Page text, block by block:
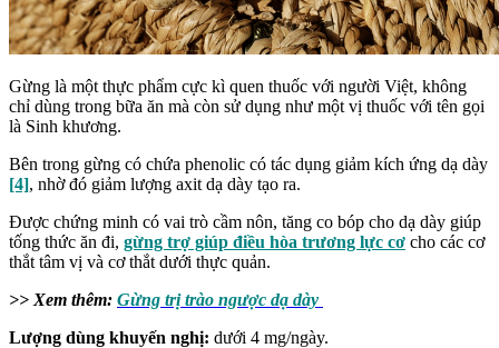
Gừng là một thực phẩm cực kì quen thuốc với người Việt, không
chỉ dùng trong bữa ăn mà còn sử dụng như một vị thuốc với tên gọi
là Sinh khương.
Bên trong gừng có chứa phenolic có tác dụng giảm kích ứng dạ dày
[4], nhờ đó giảm lượng axit dạ dày tạo ra.
Được chứng minh có vai trò cầm nôn, tăng co bóp cho dạ dày giúp
tống thức ăn đi, gừng trợ giúp điều hòa trương lực cơ cho các cơ
thắt tâm vị và cơ thắt dưới thực quản.
>> Xem thêm: Gừng trị trào ngược dạ dày
Lượng dùng khuyến nghị: dưới 4 mg/ngày.